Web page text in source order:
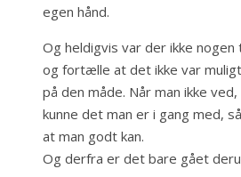
egen hånd.
Og heldigvis var der ikke
og fortælle at det ikke var
på den måde. Når man ikke
kunne det man er i gang med,
at man godt kan.
Og derfra er det bare gået